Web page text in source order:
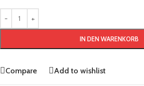
IN DEN WARENKORB
Compare Add to wishlist